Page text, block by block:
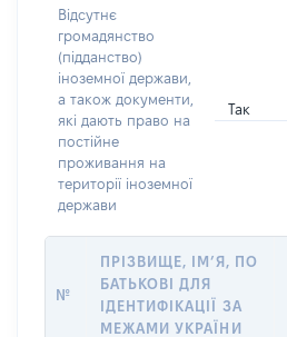
Відсутнє
громадянство
(підданство)
іноземної держави,
а також документи,
які дають право на
постійне
проживання на
території іноземної
держави
Так
№
ПРІЗВИЩЕ, ІМ’Я, ПО
БАТЬКОВІ ДЛЯ
ІДЕНТИФІКАЦІЇ ЗА
МЕЖАМИ УКРАЇНИ